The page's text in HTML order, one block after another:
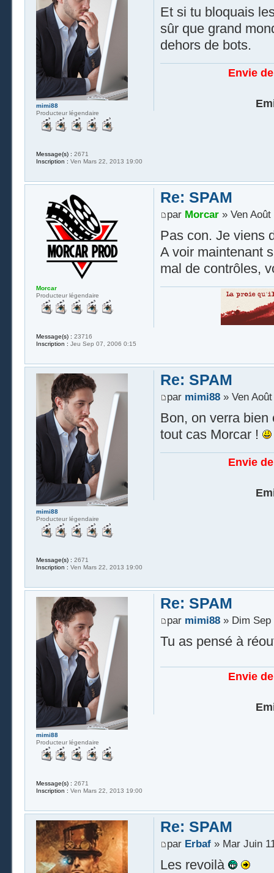
Et si tu bloquais
sûr que grand
dehors de bots.
Envie
mimi88
Producteur légendaire
Message(s) : 2671
Inscription : Ven Mars 22, 2013 19:00
Re: SPAM
par Morcar» Ven Août
Pas con. Je viens
A voir maintenant
mal de contrôles,
Morcar
Producteur légendaire
Message(s) : 23716
Inscription : Jeu Sep 07, 2006 0:15
Re: SPAM
par mimi88» Ven Août
Bon, on verra bien
tout cas Morcar !
Envie
mimi88
Producteur légendaire
Message(s) : 2671
Inscription : Ven Mars 22, 2013 19:00
Re: SPAM
par mimi88» Dim Sep
Tu as pensé à
Envie
mimi88
Producteur légendaire
Message(s) : 2671
Inscription : Ven Mars 22, 2013 19:00
Re: SPAM
par Erbaf» Mar Juin
Les revoilà